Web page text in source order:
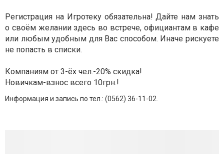
Регистрация на Игротеку обязательна! Дайте нам знать
о своём желании здесь во встрече, официантам в кафе
или любым удобным для Вас способом. Иначе рискуете
не попасть в списки.
Компаниям от 3-ёх чел.-20% скидка!
Новичкам-взнос всего 10грн.!
Информация и запись по тел.: (0562) 36-11-02